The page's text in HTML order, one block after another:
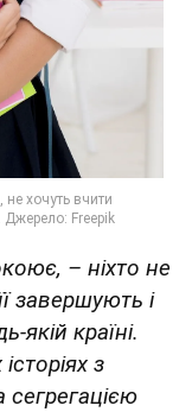
– ніхто не
завершують і
якій країні.
з